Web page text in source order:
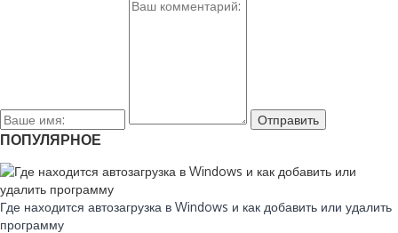
ПОПУЛЯРНОЕ
Где находится автозагрузка в Windows и как добавить или удалить
программу